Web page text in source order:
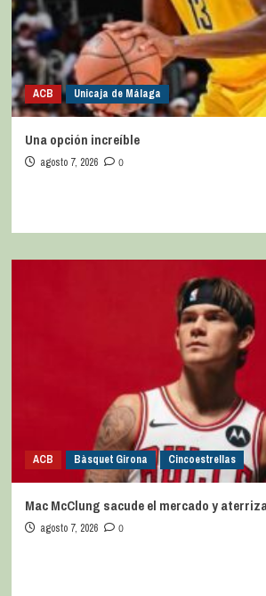
ACB Unicaja de Málaga
Una opción increíble
agosto 7, 2026 0
ACB Bàsquet Girona Cincoestrellas
Mac McClung sacude el mercado y
agosto 7, 2026 0